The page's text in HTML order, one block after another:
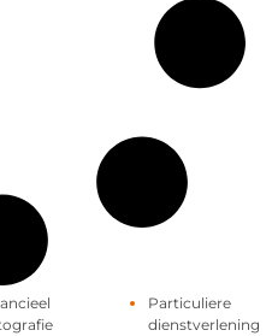
Particuliere
dienstverlening